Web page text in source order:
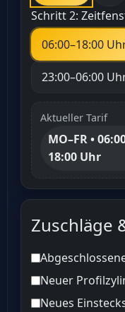
Schritt 2:
06:00–18:00
23:00–06:00
Aktueller Tarif
MO–FR •
18:00 Uhr
Zuschläge
Neuer
Neues